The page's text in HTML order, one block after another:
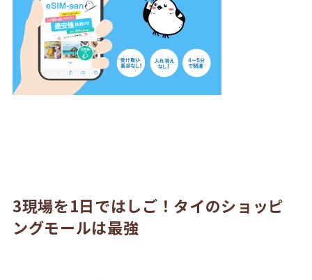
3現場を1日ではしご！タイのショッピ
ングモールは最強